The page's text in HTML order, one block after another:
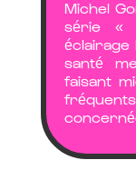
Michel
série «
santé
faisant